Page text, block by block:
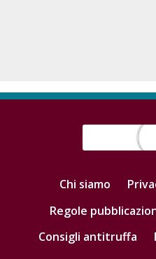
Chi siamo
Regole
Consigli antitruffa